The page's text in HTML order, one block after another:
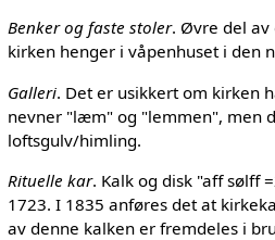
Benker og faste stoler. Øvre del av
kirken henger i våpenhuset i den
Galleri. Det er usikkert om kirken
nevner "læm" og "lemmen", men
loftsgulv/himling.
Rituelle kar. Kalk og disk "aff sølff
1723. I 1835 anføres det at
av denne kalken er fremdeles i